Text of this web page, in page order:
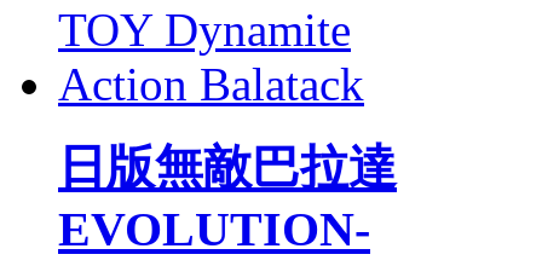
日版無敵巴拉達
EVOLUTION-